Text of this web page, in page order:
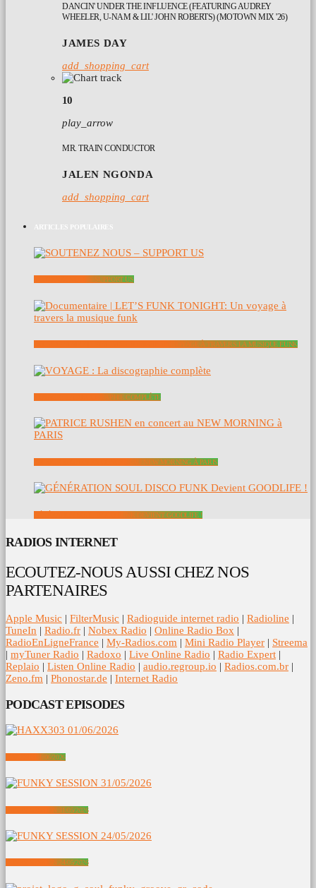
DANCIN' UNDER THE INFLUENCE (FEATURING AUDREY
WHEELER, U-NAM & LIL' JOHN ROBERTS) (MOTOWN MIX '26)
JAMES DAY
add_shopping_cart
10
play_arrow
MR. TRAIN CONDUCTOR
JALEN NGONDA
add_shopping_cart
ARTICLES POPULAIRES
SOUTENEZ NOUS – SUPPORT US
DOCUMENTAIRE | LET’S FUNK TONIGHT: UN VOYAGE À TRAVERS LA MUSIQUE FUNK
VOYAGE : LA DISCOGRAPHIE COMPLÈTE
PATRICE RUSHEN EN CONCERT AU NEW MORNING À PARIS
GÉNÉRATION SOUL DISCO FUNK DEVIENT GOODLIFE !
RADIOS INTERNET
ECOUTEZ-NOUS AUSSI CHEZ NOS
PARTENAIRES
Apple Music | FilterMusic | Radioguide internet radio | Radioline |
TuneIn | Radio.fr | Nobex Radio | Online Radio Box |
RadioEnLigneFrance | My-Radios.com | Mini Radio Player | Streema
| myTuner Radio | Radoxo | Live Online Radio | Radio Expert |
Replaio | Listen Online Radio | audio.regroup.io | Radios.com.br |
Zeno.fm | Phonostar.de | Internet Radio
PODCAST EPISODES
HAXX303 01/06/2026
FUNKY SESSION 31/05/2026
FUNKY SESSION 24/05/2026